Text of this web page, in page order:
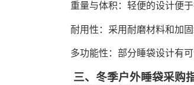
重量与体积：轻便的设计便
耐用性：采用耐磨材料和加
多功能性：部分睡袋设计有
三、冬季户外睡袋采购